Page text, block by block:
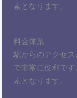
素となります。
料金体系
駅からのアクセ
で非常に便利で
素となります。